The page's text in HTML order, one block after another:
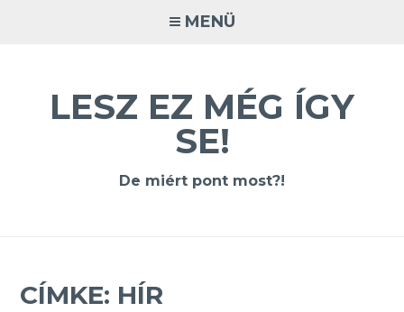
MENÜ
LESZ EZ MÉG ÍGY
SE!
De miért pont most?!
CÍMKE: HÍR